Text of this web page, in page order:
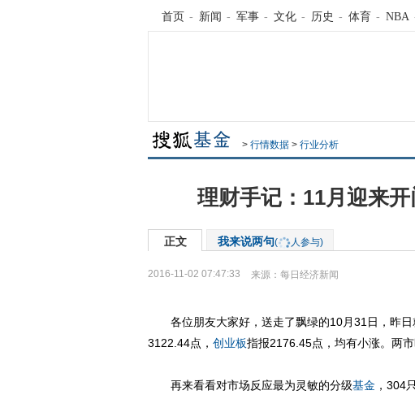
首页 - 新闻 - 军事 - 文化 - 历史 - 体育 - NBA
> 行情数据 > 行业分析
理财手记：11月迎来
正文 我来说两句( 人参与)
2016-11-02 07:47:33 来源： 每日经济新闻
各位朋友大家好，送走了飘绿的10月31日，昨日
3122.44点， 创业板指报2176.45点，均有小涨。两
再来看看对市场反应最为灵敏的分级基金 ，304